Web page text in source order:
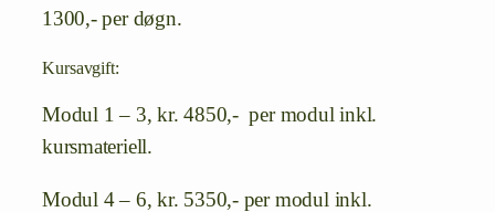
1300,- per døgn.
Kursavgift:
Modul 1 – 3, kr. 4850,- per modul inkl.
kursmateriell.
Modul 4 – 6, kr. 5350,- per modul inkl.